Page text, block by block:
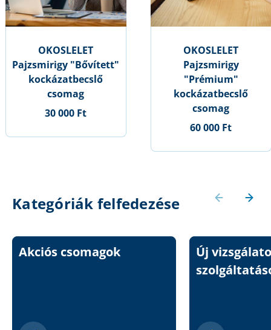
OKOSLELET
Pajzsmirigy "Bővített"
kockázatbecslő
csomag
30 000 Ft
OKOSLELET
Pajzsmirigy
"Prémium"
kockázatbecslő
csomag
60 000 Ft
Kategóriák felfedezése
Akciós csomagok
Új